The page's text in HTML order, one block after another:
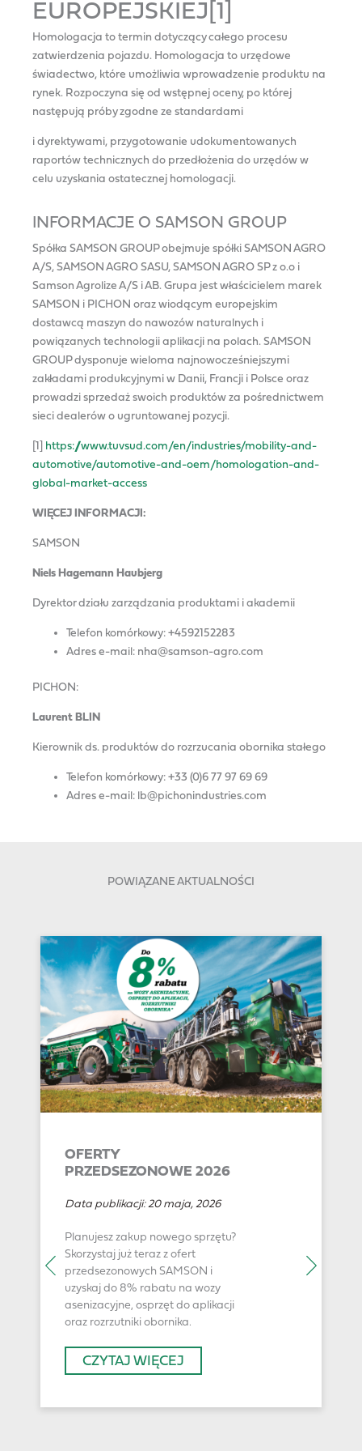
EUROPEJSKIEJ[1]
Homologacja to termin dotyczący całego procesu
zatwierdzenia pojazdu. Homologacja to urzędowe
świadectwo, które umożliwia wprowadzenie produktu na
rynek. Rozpoczyna się od wstępnej oceny, po której
następują próby zgodne ze standardami
i dyrektywami, przygotowanie udokumentowanych
raportów technicznych do przedłożenia do urzędów w
celu uzyskania ostatecznej homologacji.
INFORMACJE O SAMSON GROUP
Spółka SAMSON GROUP obejmuje spółki SAMSON AGRO
A/S, SAMSON AGRO SASU, SAMSON AGRO SP z o.o i
Samson Agrolize A/S i AB. Grupa jest właścicielem marek
SAMSON i PICHON oraz wiodącym europejskim
dostawcą maszyn do nawozów naturalnych i
powiązanych technologii aplikacji na polach. SAMSON
GROUP dysponuje wieloma najnowocześniejszymi
zakładami produkcyjnymi w Danii, Francji i Polsce oraz
prowadzi sprzedaż swoich produktów za pośrednictwem
sieci dealerów o ugruntowanej pozycji.
[1] https://www.tuvsud.com/en/industries/mobility-and-
automotive/automotive-and-oem/homologation-and-
global-market-access
WIĘCEJ INFORMACJI:
SAMSON
Niels Hagemann Haubjerg
Dyrektor działu zarządzania produktami i akademii
Telefon komórkowy: +4592152283
Adres e-mail: nha@samson-agro.com
PICHON:
Laurent BLIN
Kierownik ds. produktów do rozrzucania obornika stałego
Telefon komórkowy: +33 (0)6 77 97 69 69
Adres e-mail: lb@pichonindustries.com
POWIĄZANE AKTUALNOŚCI
OFERTY
PRZEDSEZONOWE 2026
Data publikacji:20 maja, 2026
Planujesz zakup nowego sprzętu?
Skorzystaj już teraz z ofert
przedsezonowych SAMSON i
uzyskaj do 8% rabatu na wozy
asenizacyjne, osprzęt do aplikacji
oraz rozrzutniki obornika.
CZYTAJ WIĘCEJ